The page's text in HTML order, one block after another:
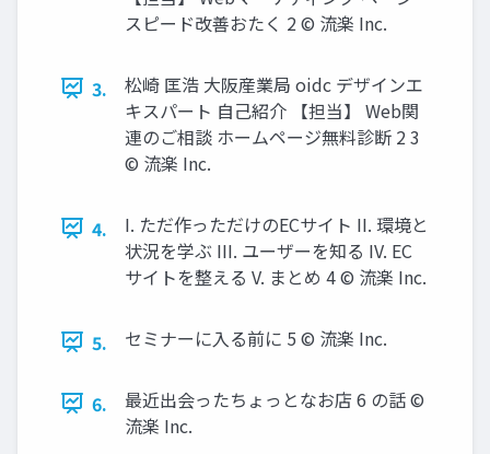
スピード改善おたく 2 © 流楽 Inc.
3.
松崎 匡浩 大阪産業局 oidc デザインエ
キスパート 自己紹介 【担当】 Web関
連のご相談 ホームページ無料診断 2 3
© 流楽 Inc.
4.
I. ただ作っただけのECサイト II. 環境と
状況を学ぶ III. ユーザーを知る IV. EC
サイトを整える V. まとめ 4 © 流楽 Inc.
5. セミナーに入る前に 5 © 流楽 Inc.
6.
最近出会ったちょっとなお店 6 の話 ©
流楽 Inc.